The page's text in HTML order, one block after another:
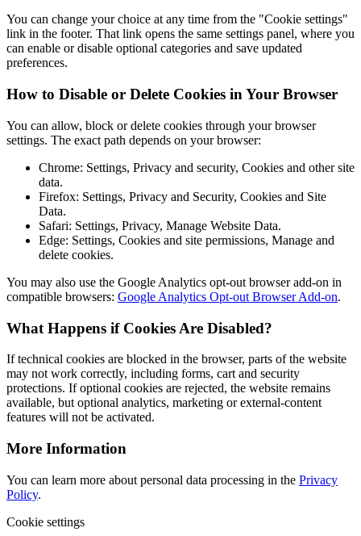
You can change your choice at any time from the "Cookie settings"
link in the footer. That link opens the same settings panel, where you
can enable or disable optional categories and save updated
preferences.
How to Disable or Delete Cookies in Your Browser
You can allow, block or delete cookies through your browser
settings. The exact path depends on your browser:
Chrome: Settings, Privacy and security, Cookies and other site
data.
Firefox: Settings, Privacy and Security, Cookies and Site
Data.
Safari: Settings, Privacy, Manage Website Data.
Edge: Settings, Cookies and site permissions, Manage and
delete cookies.
You may also use the Google Analytics opt-out browser add-on in
compatible browsers: Google Analytics Opt-out Browser Add-on.
What Happens if Cookies Are Disabled?
If technical cookies are blocked in the browser, parts of the website
may not work correctly, including forms, cart and security
protections. If optional cookies are rejected, the website remains
available, but optional analytics, marketing or external-content
features will not be activated.
More Information
You can learn more about personal data processing in the Privacy
Policy.
Cookie settings